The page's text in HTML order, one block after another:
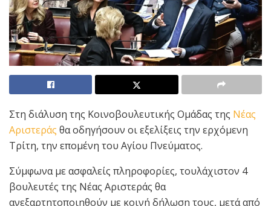
Στη διάλυση της Κοινοβουλευτικής Ομάδας της Νέας
Αριστεράς θα οδηγήσουν οι εξελίξεις την ερχόμενη
Τρίτη, την επομένη του Αγίου Πνεύματος.
Σύμφωνα με ασφαλείς πληροφορίες, τουλάχιστον 4
βουλευτές της Νέας Αριστεράς θα
ανεξαρτητοποιηθούν με κοινή δήλωση τους, μετά από